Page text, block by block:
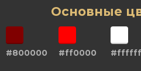
Основные
#800000 #ff0000 #ffffff